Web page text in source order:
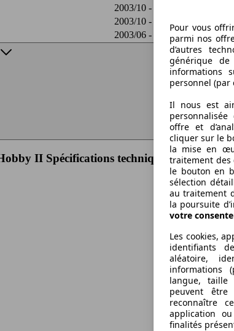
2003/10 - 2005/12 77
2003/10 - 2005/12
2003/06 - 2005/12 77
II Spécifications techniques
Pour vous
parmi nos
d’autres
générique
informations
personnel (par
Il nous est
offre et
cliquer sur le
la mise en
traitement des
le bouton en
sélection
au traitement
la poursuite
votre
Les cookies,
identifiants
aléatoire,
informations
langue, taille
peuvent
reconnaître
application
finalités